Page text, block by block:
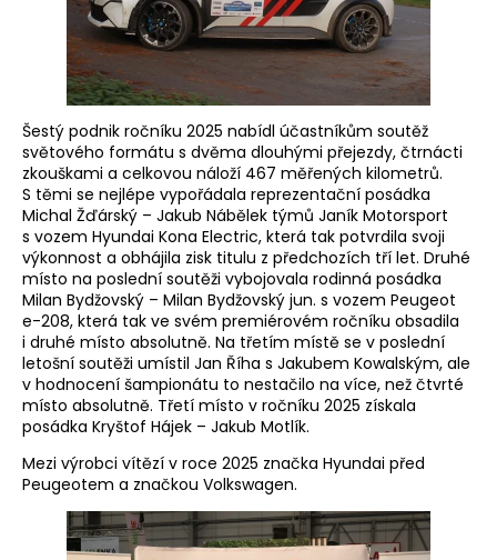
Šestý podnik ročníku 2025 nabídl účastníkům soutěž
světového formátu s dvěma dlouhými přejezdy, čtrnácti
zkouškami a celkovou náloží 467 měřených kilometrů.
S těmi se nejlépe vypořádala reprezentační posádka
Michal Žďárský – Jakub Nábělek týmů Janík Motorsport
s vozem Hyundai Kona Electric, která tak potvrdila svoji
výkonnost a obhájila zisk titulu z předchozích tří let. Druhé
místo na poslední soutěži vybojovala rodinná posádka
Milan Bydžovský – Milan Bydžovský jun. s vozem Peugeot
e-208, která tak ve svém premiérovém ročníku obsadila
i druhé místo absolutně. Na třetím místě se v poslední
letošní soutěži umístil Jan Říha s Jakubem Kowalským, ale
v hodnocení šampionátu to nestačilo na více, než čtvrté
místo absolutně. Třetí místo v ročníku 2025 získala
posádka Kryštof Hájek – Jakub Motlík.
Mezi výrobci vítězí v roce 2025 značka Hyundai před
Peugeotem a značkou Volkswagen.